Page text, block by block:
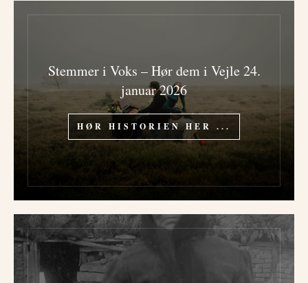
Stemmer i Voks – Hør dem i Vejle 24.
januar 2026
HØR HISTORIEN HER ...